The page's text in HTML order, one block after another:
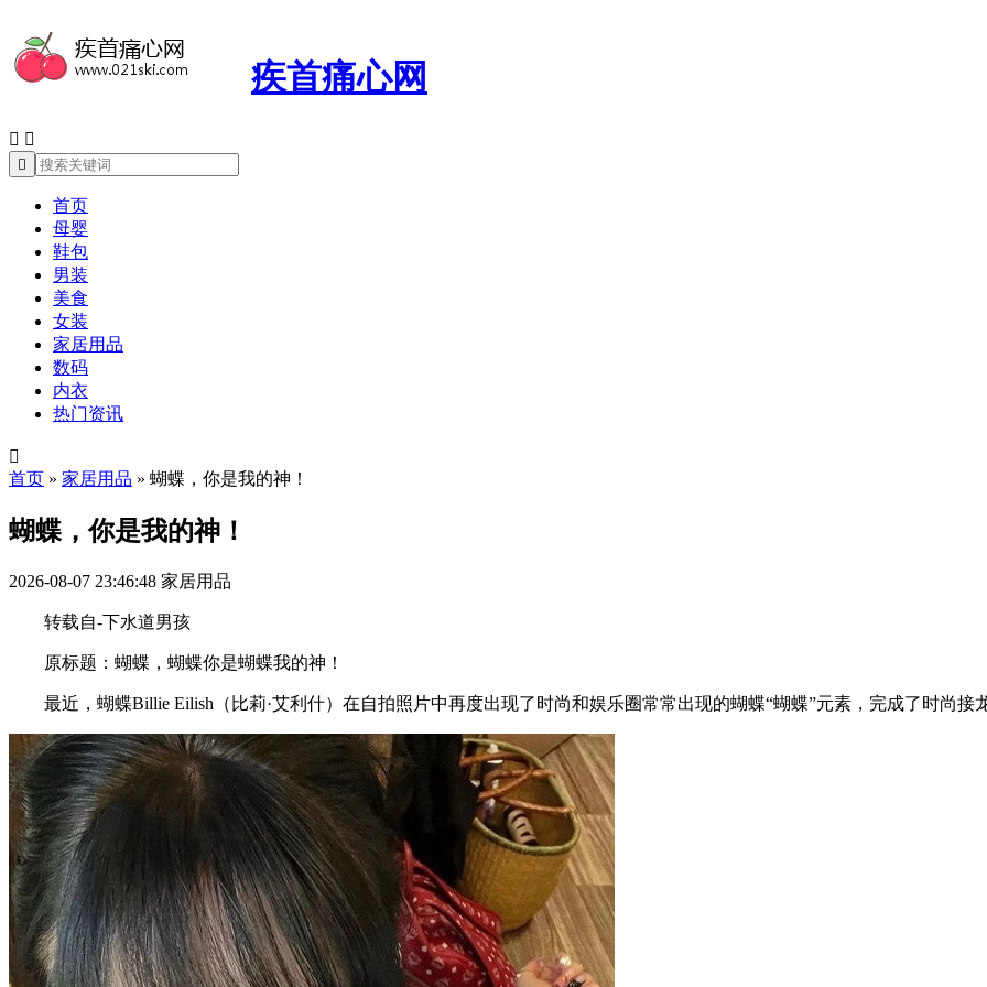
疾首痛心网
 

首页
母婴
鞋包
男装
美食
女装
家居用品
数码
内衣
热门资讯

首页 » 家居用品 » 蝴蝶，你是我的神！
蝴蝶，你是我的神！
2026-08-07 23:46:48 家居用品
转载自-下水道男孩
原标题：蝴蝶，蝴蝶你是蝴蝶我的神！
最近，蝴蝶Billie Eilish（比莉·艾利什）在自拍照片中再度出现了时尚和娱乐圈常常出现的蝴蝶“蝴蝶”元素，完成了时尚接